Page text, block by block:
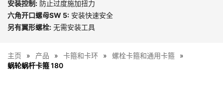
安装控制: 防止过度施加扭力
六角开口螺母SW 5: 安装快速安全
另有翼形螺栓: 无需安装工具
主页 产品 卡箍和卡环
螺栓卡箍和通用卡箍
蜗轮蜗杆卡箍 180